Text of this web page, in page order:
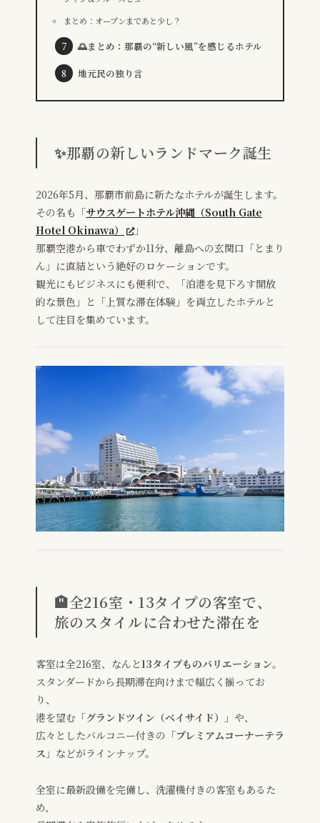
まとめ：オープンまであと少し？
🌅まとめ：那覇の“新しい風”を感じるホテル
地元民の独り言
✨那覇の新しいランドマーク誕生
2026年5月、那覇市前島に新たなホテルが誕生します。
その名も「サウスゲートホテル沖縄（South Gate
Hotel Okinawa）
」
那覇空港から車でわずか11分、離島への玄関口「とまり
ん」に直結という絶好のロケーションです。
観光にもビジネスにも便利で、「泊港を見下ろす開放
的な景色」と「上質な滞在体験」を両立したホテルと
して注目を集めています。
🏨全216室・13タイプの客室で、
旅のスタイルに合わせた滞在を
客室は全216室、なんと13タイプものバリエーション。
スタンダードから長期滞在向けまで幅広く揃ってお
り、
港を望む「グランドツイン（ベイサイド）
」や、
広々としたバルコニー付きの「プレミアムコーナーテラ
ス 」などがラインナップ。
全室に最新設備を完備し、洗濯機付きの客室もあるた
め、